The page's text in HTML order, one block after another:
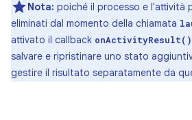
Nota: poiché il processo e l'attività
eliminati dal momento della chiamata
attivato il callback onActivityResult()
salvare e ripristinare uno stato
gestire il risultato separatamente da